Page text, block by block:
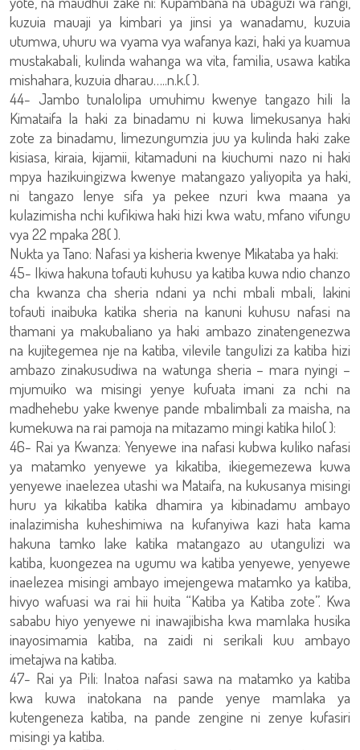
kuzuia mauaji ya kimbari ya jinsi ya wanadamu, kuzuia
utumwa, uhuru wa vyama vya wafanya kazi, haki ya kuamua
mustakabali, kulinda wahanga wa vita, familia, usawa katika
mishahara, kuzuia dharau…..n.k.( ).
44- Jambo tunalolipa umuhimu kwenye tangazo hili la
Kimataifa la haki za binadamu ni kuwa limekusanya haki
zote za binadamu, limezungumzia juu ya kulinda haki zake
kisiasa, kiraia, kijamii, kitamaduni na kiuchumi nazo ni haki
mpya hazikuingizwa kwenye matangazo yaliyopita ya haki,
ni tangazo lenye sifa ya pekee nzuri kwa maana ya
kulazimisha nchi kufikiwa haki hizi kwa watu, mfano vifungu
vya 22 mpaka 28( ).
Nukta ya Tano: Nafasi ya kisheria kwenye Mikataba ya haki:
45- Ikiwa hakuna tofauti kuhusu ya katiba kuwa ndio chanzo
cha kwanza cha sheria ndani ya nchi mbali mbali, lakini
tofauti inaibuka katika sheria na kanuni kuhusu nafasi na
thamani ya makubaliano ya haki ambazo zinatengenezwa
na kujitegemea nje na katiba, vilevile tangulizi za katiba hizi
ambazo zinakusudiwa na watunga sheria – mara nyingi –
mjumuiko wa misingi yenye kufuata imani za nchi na
madhehebu yake kwenye pande mbalimbali za maisha, na
kumekuwa na rai pamoja na mitazamo mingi katika hilo( ):
46- Rai ya Kwanza: Yenyewe ina nafasi kubwa kuliko nafasi
ya matamko yenyewe ya kikatiba, ikiegemezewa kuwa
yenyewe inaelezea utashi wa Mataifa, na kukusanya misingi
huru ya kikatiba katika dhamira ya kibinadamu ambayo
inalazimisha kuheshimiwa na kufanyiwa kazi hata kama
hakuna tamko lake katika matangazo au utangulizi wa
katiba, kuongezea na ugumu wa katiba yenyewe, yenyewe
inaelezea misingi ambayo imejengewa matamko ya katiba,
hivyo wafuasi wa rai hii huita “Katiba ya Katiba zote”. Kwa
sababu hiyo yenyewe ni inawajibisha kwa mamlaka husika
inayosimamia katiba, na zaidi ni serikali kuu ambayo
imetajwa na katiba.
47- Rai ya Pili: Inatoa nafasi sawa na matamko ya katiba
kwa kuwa inatokana na pande yenye mamlaka ya
kutengeneza katiba, na pande zengine ni zenye kufasiri
misingi ya katiba.